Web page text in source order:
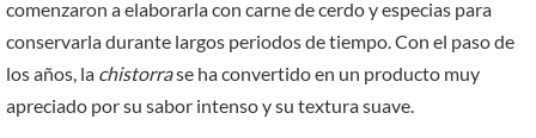
comenzaron a elaborarla con carne de cerdo y especias para
conservarla durante largos periodos de tiempo. Con el paso de
los años, la chistorrase ha convertido en un producto muy
apreciado por su sabor intenso y su textura suave.